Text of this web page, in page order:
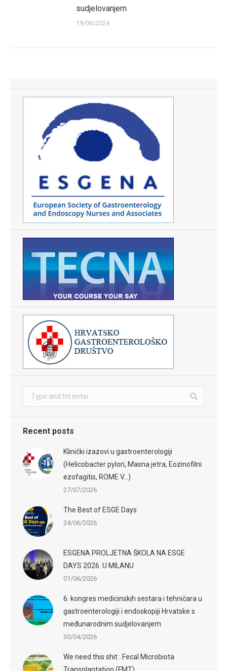
sudjelovanjem
19/06/2024
Search:
Recent posts
Klinički izazovi u gastroenterologiji
(Helicobacter pylori, Masna jetra, Eozinofilni
ezofagitis, ROME V…)
27/07/2026
The Best of ESGE Days
24/06/2026
ESGENA PROLJETNA ŠKOLA NA ESGE
DAYS 2026. U MILANU
01/06/2026
6. kongres medicinskih sestara i tehničara u
gastroenterologiji i endoskopiji Hrvatske s
međunarodnim sudjelovanjem
30/04/2026
We need this shit : Fecal Microbiota